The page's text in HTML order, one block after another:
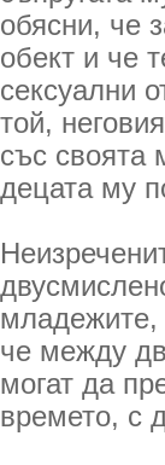
обясни, че
обект и че
сексуални
той,
със своята
децата му
младежите,
че между
могат да
времето, с